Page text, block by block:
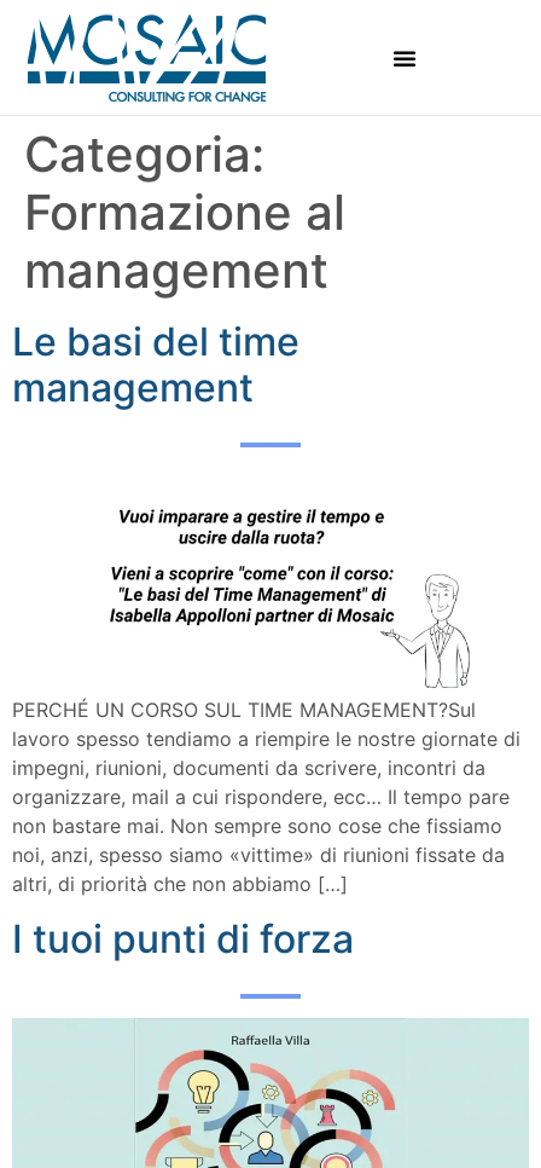
Categoria:
Formazione al
management
Le basi del time
management
PERCHÉ UN CORSO SUL TIME MANAGEMENT?Sul
lavoro spesso tendiamo a riempire le nostre giornate di
impegni, riunioni, documenti da scrivere, incontri da
organizzare, mail a cui rispondere, ecc… Il tempo pare
non bastare mai. Non sempre sono cose che fissiamo
noi, anzi, spesso siamo «vittime» di riunioni fissate da
altri, di priorità che non abbiamo […]
I tuoi punti di forza